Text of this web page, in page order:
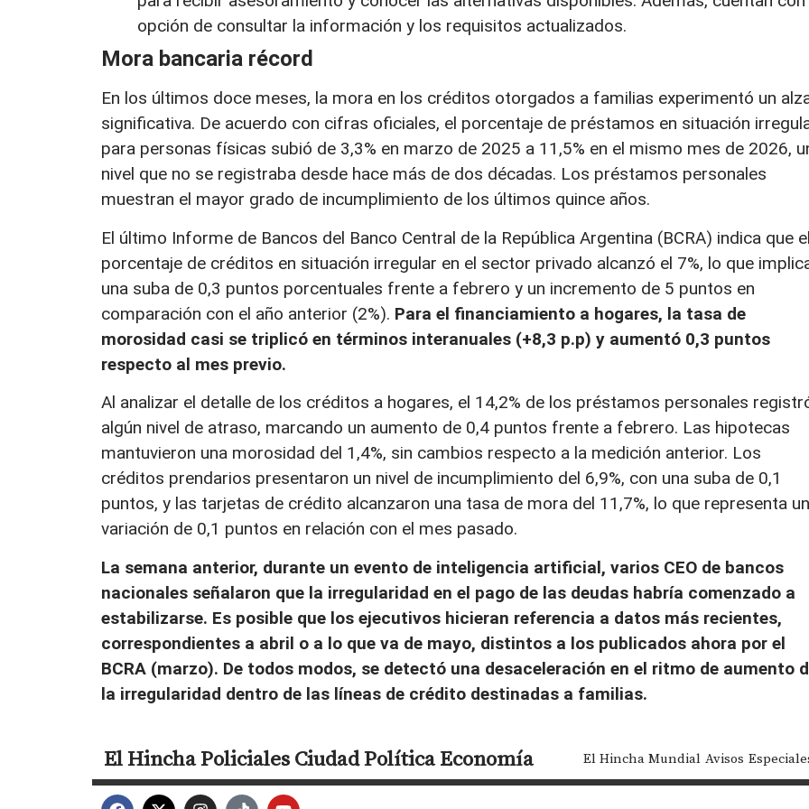
opción de consultar la información y los requisitos actualizados.
Mora bancaria récord
En los últimos doce meses, la mora en los créditos otorgados a familias experimentó un
significativa. De acuerdo con cifras oficiales, el porcentaje de préstamos en situación
para personas físicas subió de 3,3% en marzo de 2025 a 11,5% en el mismo mes de 2026,
nivel que no se registraba desde hace más de dos décadas. Los préstamos personales
muestran el mayor grado de incumplimiento de los últimos quince años.
El último Informe de Bancos del Banco Central de la República Argentina (BCRA) indica que el
porcentaje de créditos en situación irregular en el sector privado alcanzó el 7%, lo que
una suba de 0,3 puntos porcentuales frente a febrero y un incremento de 5 puntos en
comparación con el año anterior (2%). Para el financiamiento a hogares, la tasa de
morosidad casi se triplicó en términos interanuales (+8,3 p.p) y aumentó 0,3 puntos
respecto al mes previo.
Al analizar el detalle de los créditos a hogares, el 14,2% de los préstamos personales
algún nivel de atraso, marcando un aumento de 0,4 puntos frente a febrero. Las hipotecas
mantuvieron una morosidad del 1,4%, sin cambios respecto a la medición anterior. Los
créditos prendarios presentaron un nivel de incumplimiento del 6,9%, con una suba de 0,1
puntos, y las tarjetas de crédito alcanzaron una tasa de mora del 11,7%, lo que representa
variación de 0,1 puntos en relación con el mes pasado.
La semana anterior, durante un evento de inteligencia artificial, varios CEO de bancos
nacionales señalaron que la irregularidad en el pago de las deudas habría comenzado a
estabilizarse. Es posible que los ejecutivos hicieran referencia a datos más recientes,
correspondientes a abril o a lo que va de mayo, distintos a los publicados ahora por el
BCRA (marzo). De todos modos, se detectó una desaceleración en el ritmo de aumento
la irregularidad dentro de las líneas de crédito destinadas a familias.
El HinchaPolicialesCiudadPolíticaEconomía El Hincha Mundial Avisos